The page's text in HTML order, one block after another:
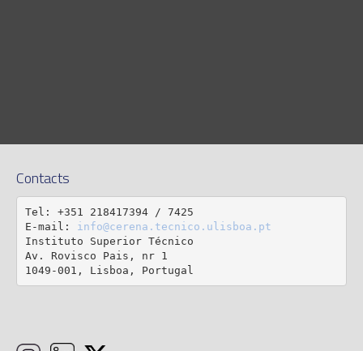
Contacts
Tel: +351 218417394 / 7425
E-mail: info@cerena.tecnico.ulisboa.pt
Instituto Superior Técnico
Av. Rovisco Pais, nr 1
1049-001, Lisboa, Portugal